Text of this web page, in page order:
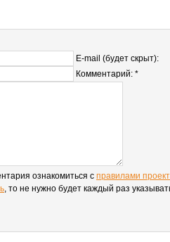
E-mail (будет скрыт):
Комментарий: *
ознакомиться с правилами
, то не нужно будет каждый раз